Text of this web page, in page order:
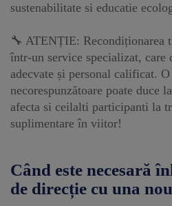
sustenabilitate si educatie
🔧 ATENȚIE: Recondiționarea
într-un service specializat, care
adecvate și personal calificat. O
necorespunzătoare poate duce
afecta si ceilalti participanti la
suplimentare în viitor!
Când este necesară
de direcție cu una